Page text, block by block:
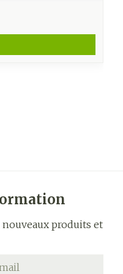
produits et